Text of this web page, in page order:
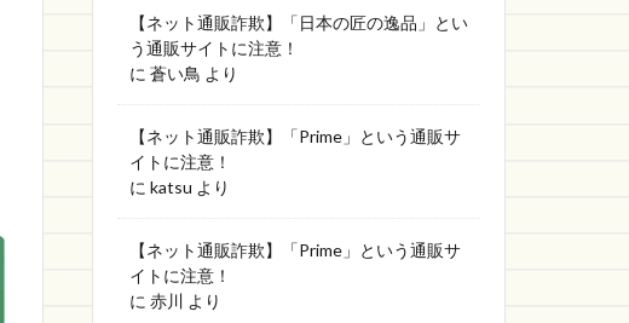
【ネット通販詐欺】「日本の匠の逸品」とい
う通販サイトに注意！
に 蒼い鳥 より
【ネット通販詐欺】「Prime」という通販サ
イトに注意！
に katsu より
【ネット通販詐欺】「Prime」という通販サ
イトに注意！
に 赤川 より